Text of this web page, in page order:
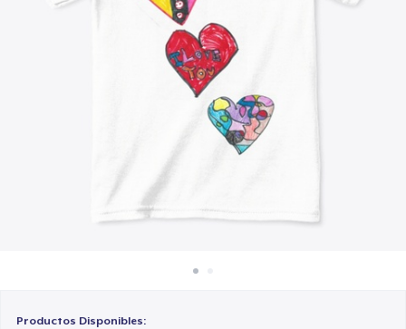
Venda en todas partes
Venda lo que sea
Productos Disponibles:
Eco Unisex Tee